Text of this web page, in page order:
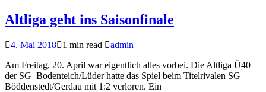
Altliga geht ins Saisonfinale
4. Mai 2018 1 min read
admin
Am Freitag, 20. April war eigentlich alles vorbei. Die Altliga Ü40
der SG Bodenteich/Lüder hatte das Spiel beim Titelrivalen SG
Böddenstedt/Gerdau mit 1:2 verloren. Ein